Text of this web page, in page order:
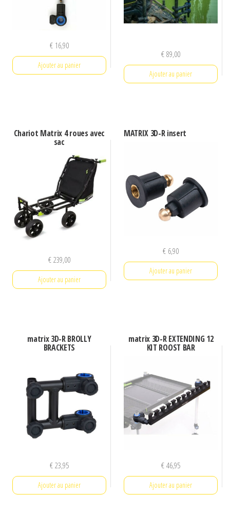
être
choisies
la
page
du
€16,90
Ajouter au panier
€89,00
Ajouter au panier
Chariot Matrix 4 roues avec
sac
€239,00
Ajouter au panier
MATRIX 3D-R insert
€ 6,90
Ajouter au panier
matrix 3D-R BROLLY
BRACKETS
€23,95
Ajouter au panier
matrix 3D-R EXTENDING 12
KIT ROOST BAR
€46,95
Ajouter au panier